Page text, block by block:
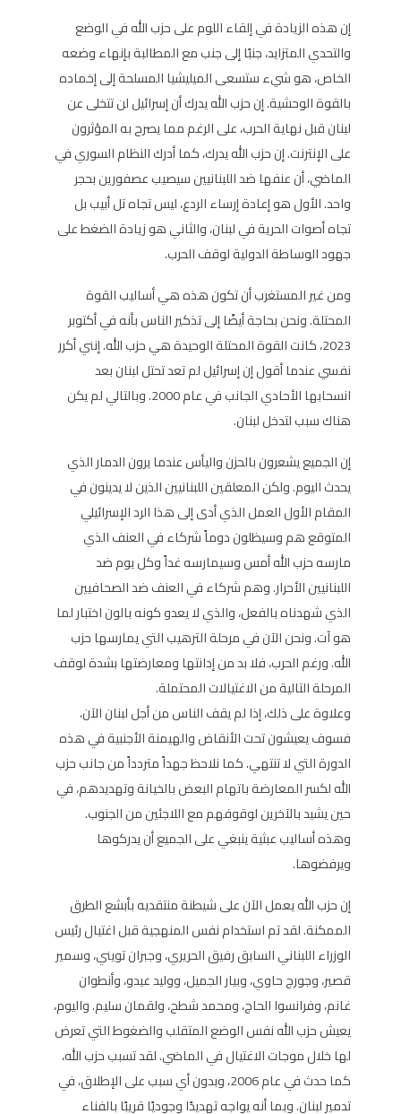
إن هذه الزيادة في إلقاء اللوم على حزب الله في الوضع
والتحدي المتزايد، جنبًا إلى جنب مع المطالبة بإنهاء وضعه
الخاص، هو شيء ستسعى الميليشيا المسلحة إلى إخماده
بالقوة الوحشية. إن حزب الله يدرك أن إسرائيل لن تتخلى عن
لبنان قبل نهاية الحرب، على الرغم مما يصرح به المؤثرون
على الإنترنت. إن حزب الله يدرك، كما أدرك النظام السوري في
الماضي، أن عنفها ضد اللبنانيين سيصيب عصفورين بحجر
واحد. الأول هو إعادة إرساء الردع، ليس تجاه تل أبيب بل
تجاه أصوات الحرية في لبنان، والثاني هو زيادة الضغط على
جهود الوساطة الدولية لوقف الحرب.
ومن غير المستغرب أن تكون هذه هي أساليب القوة
المحتلة. ونحن بحاجة أيضًا إلى تذكير الناس بأنه في أكتوبر
2023، كانت القوة المحتلة الوحيدة هي حزب الله. إنني أكرر
نفسي عندما أقول إن إسرائيل لم تعد تحتل لبنان بعد
انسحابها الأحادي الجانب في عام 2000. وبالتالي لم يكن
هناك سبب لتدخل لبنان.
إن الجميع يشعرون بالحزن واليأس عندما يرون الدمار الذي
يحدث اليوم. ولكن المعلقين اللبنانيين الذين لا يدينون في
المقام الأول العمل الذي أدى إلى هذا الرد الإسرائيلي
المتوقع هم وسيظلون دوماً شركاء في العنف الذي
مارسه حزب الله أمس وسيمارسه غداً وكل يوم ضد
اللبنانيين الأحرار. وهم شركاء في العنف ضد الصحافيين
الذي شهدناه بالفعل، والذي لا يعدو كونه بالون اختبار لما
هو آت. ونحن الآن في مرحلة الترهيب التي يمارسها حزب
الله. ورغم الحرب، فلا بد من إدانتها ومعارضتها بشدة لوقف
المرحلة التالية من الاغتيالات المحتملة.
وعلاوة على ذلك، إذا لم يقف الناس من أجل لبنان الآن،
فسوف يعيشون تحت الأنقاض والهيمنة الأجنبية في هذه
الدورة التي لا تنتهي. كما نلاحظ جهداً متردداً من جانب حزب
الله لكسر المعارضة باتهام البعض بالخيانة وتهديدهم، في
حين يشيد بالآخرين لوقوفهم مع اللاجئين من الجنوب.
وهذه أساليب عبثية ينبغي على الجميع أن يدركوها
ويرفضوها.
إن حزب الله يعمل الآن على شيطنة منتقديه بأبشع الطرق
الممكنة. لقد تم استخدام نفس المنهجية قبل اغتيال رئيس
الوزراء اللبناني السابق رفيق الحريري، وجبران تويني، وسمير
قصير، وجورج حاوي، وبيار الجميل، ووليد عيدو، وأنطوان
غانم، وفرانسوا الحاج، ومحمد شطح، ولقمان سليم. واليوم،
يعيش حزب الله نفس الوضع المتقلب والضغوط التي تعرض
لها خلال موجات الاغتيال في الماضي. لقد تسبب حزب الله،
كما حدث في عام 2006، وبدون أي سبب على الإطلاق، في
تدمير لبنان. وبما أنه يواجه تهديدًا وجوديًا قريبًا بالفناء